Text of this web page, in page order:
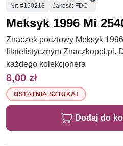
Numer
Nr: #150213 Jakość: FDC
Meksyk 1996 Mi
Znaczek pocztowy Meksyk
filatelistycznym Znaczkopol.pl.
każdego kolekcjonera
8,00 zł
OSTATNIA SZTUKA!
Dodaj do